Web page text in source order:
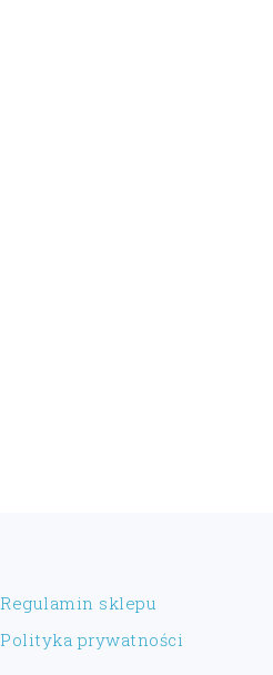
Regulamin sklepu
Polityka prywatności